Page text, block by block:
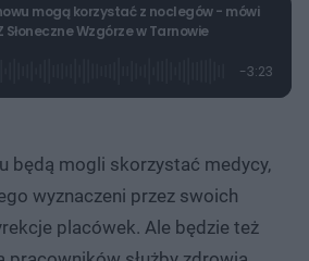
mogą korzystać z noclegów - mówi
Wzgórze w Tarnowie
P
o
y
c
z
-3:23
będą mogli skorzystać medycy,
wyznaczeni przez swoich
placówek. Ale będzie też